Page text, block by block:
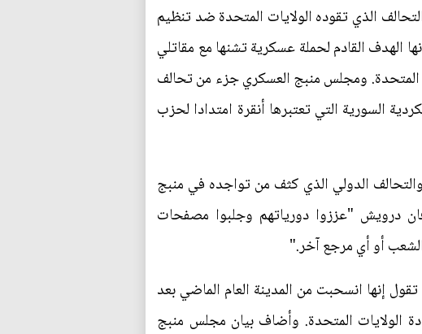
الذي تقوده الولايات المتحدة ضد تنظيم
الهدف القادم لحملة عسكرية تشنها مع مقاتلي
ومجلس منبج العسكري جزء من تحالف
السورية التي تعتبرها أنقرة امتدادا لحزب
الدولي الذي كثف من تواجده في منبج
درويش "عززوا دورياتهم وجلبوا مصفحات
أو أي مرجع آخر."
إنها انسحبت من المدينة العام الماضي بعد
الولايات المتحدة. وأضاف بيان مجلس منبج